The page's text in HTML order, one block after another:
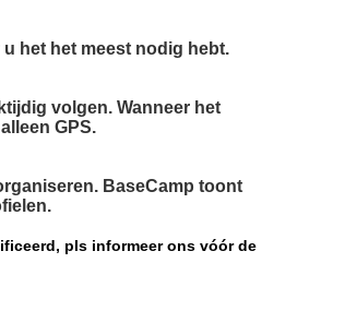
het het meest nodig hebt.
volgen. Wanneer het
GPS.
BaseCamp toont
pls informeer ons vóór de